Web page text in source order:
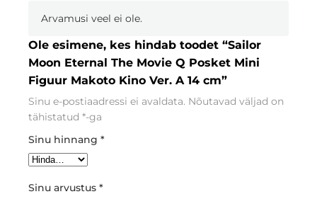
Arvamusi veel ei ole.
Ole esimene, kes hindab toodet “Sailor
Moon Eternal The Movie Q Posket Mini
Figuur Makoto Kino Ver. A 14 cm”
Sinu e-postiaadressi ei avaldata. Nõutavad väljad on
tähistatud *-ga
Sinu hinnang *
Sinu arvustus *